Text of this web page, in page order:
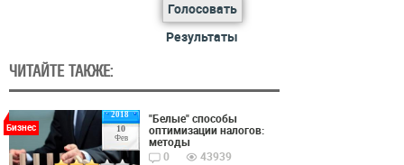
Голосовать
Результаты
ЧИТАЙТЕ ТАКЖЕ:
2018
10
Фев
Бизнес
"Белые" способы
оптимизации налогов:
методы
0
43939